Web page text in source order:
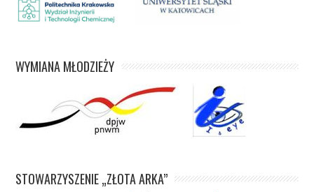
WYMIANA MŁODZIEŻY
STOWARZYSZENIE „ZŁOTA ARKA”